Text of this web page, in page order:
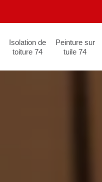
Isolation de
toiture 74
Peinture sur
tuile 74